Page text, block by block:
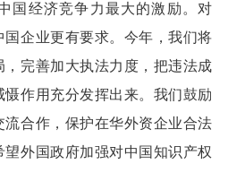
国经济竞争力最大的激励。对
企业更有要求。今年，我们将
完善加大执法力度，把违法成
作用充分发挥出来。我们鼓励
合作，保护在华外资企业合法
外国政府加强对中国知识产权